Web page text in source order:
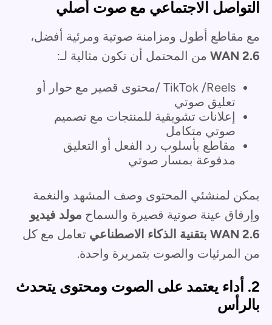
التواصل الاجتماعي مع صوت أصلي
مع مقاطع أطول ومزامنة صوتية ومرئية أفضل،
WAN 2.6 من المحتمل أن تكون مثالية لـ:
TikTok /Reels /محتوى قصير مع حوار أو
تعليق صوتي
إعلانات تشويقية للمنتجات مع تصميم
صوتي متكامل
مقاطع بأسلوب رد الفعل أو التعليق
مدفوعة بمسار صوتي
يمكن لمنشئي المحتوى وصف المشهد والنغمة
وإرفاق عينة صوتية قصيرة والسماح مولد فيديو
WAN 2.6 بتقنية الذكاء الاصطناعي
تعامل مع كل
من المرئيات والصوت بتمريرة واحدة.
2. أداء يعتمد على الصوت ومحتوى يتحدث
بالرأس